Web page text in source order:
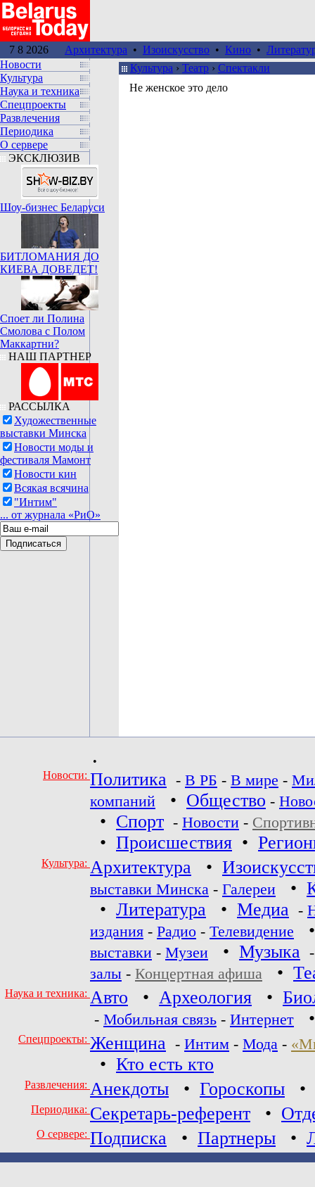
7 8 2026 Архитектура • Изоискусство • Кино •
Новости
Культура
Наука и техника
Спецпроекты
Развлечения
Периодика
О сервере
ЭКСКЛЮЗИВ
Шоу-бизнес Беларуси
БИТЛОМАНИЯ ДО
КИЕВА ДОВЕДЕТ!
Споет ли Полина
Смолова с Полом
Маккартни?
НАШ ПАРТНЕР
РАССЫЛКА
Художественные
выставки Минска
Новости моды и
фестиваля Мамонт
Новости кин
Всякая всячина
"Интим"
... от журнала «РиО»
Культура › Театр › Спектакли
Не женское это дело
•
Новости: Политика - В РБ - В мире -
компаний
• Общество -
• Спорт - Новости -
• Происшествия •
Культура: Архитектура •
выставки Минска - Галереи •
• Литература • Медиа -
издания - Радио - Телевидение
выставки - Музеи • Музыка
залы - Концертная афиша •
Наука и техника: Авто • Археология •
- Мобильная связь - Интернет
Спецпроекты: Женщина - Интим - Мода -
• Кто есть кто
Развлечения: Анекдоты • Гороскопы •
Периодика: Секретарь-референт •
О сервере: Подписка • Партнеры •